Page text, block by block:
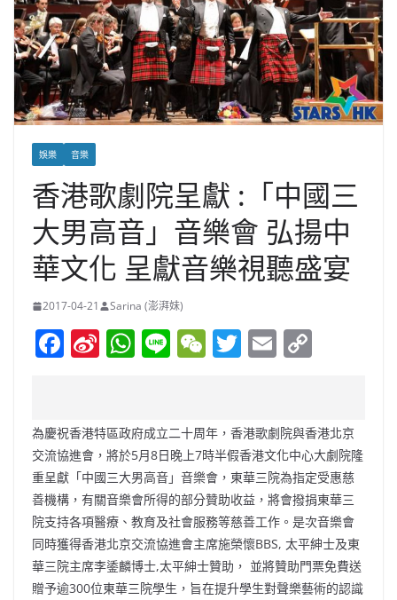
娛樂 音樂
香港歌劇院呈獻 :「中國三
大男高音」音樂會 弘揚中
華文化 呈獻音樂視聽盛宴
2017-04-21 Sarina (澎湃妹)
F
e
b
o
o
k
Si
W
ei
b
o
W
s
A
p
p
Li W
h
at
T
er
E
l y
Li
n
k
為慶祝香港特區政府成立二十周年，香港歌劇院與香港北京
交流協進會，將於5月8日晚上7時半假香港文化中心大劇院隆
重呈獻「中國三大男高音」音樂會，東華三院為指定受惠慈
善機構，有關音樂會所得的部分贊助收益，將會撥捐東華三
院支持各項醫療、教育及社會服務等慈善工作。是次音樂會
同時獲得香港北京交流協進會主席施榮懷BBS, 太平紳士及東
華三院主席李鋈麟博士,太平紳士贊助， 並將贊助門票免費送
贈予逾300位東華三院學生，旨在提升學生對聲樂藝術的認識